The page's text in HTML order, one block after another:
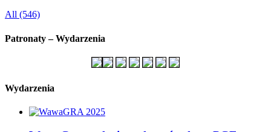
All (546)
Patronaty – Wydarzenia
Wydarzenia